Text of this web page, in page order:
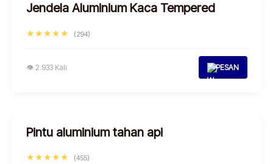
Jendela Aluminium Kaca Tempered
★★★★★ (294)
👁 2.933 Kali PESAN
Pintu aluminium tahan api
★★★★★ (455)